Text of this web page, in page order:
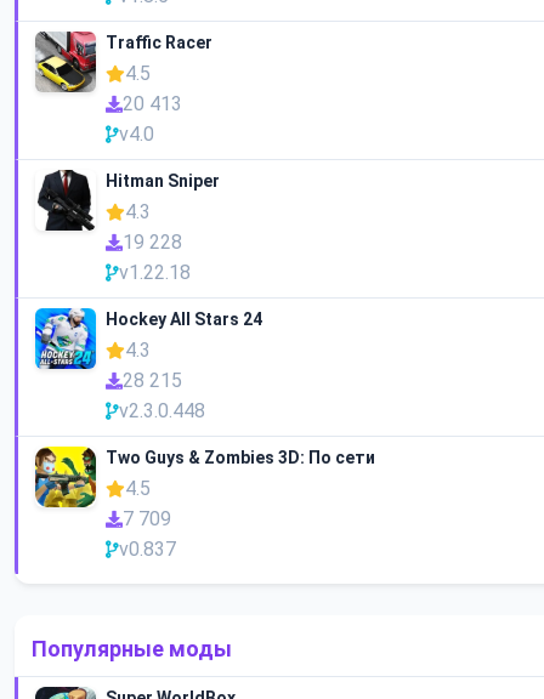
Traffic Racer
4.5
20 413
v4.0
Hitman Sniper
4.3
19 228
v1.22.18
Hockey All Stars 24
4.3
28 215
v2.3.0.448
Two Guys & Zombies 3D: По сети
4.5
7 709
v0.837
Популярные моды